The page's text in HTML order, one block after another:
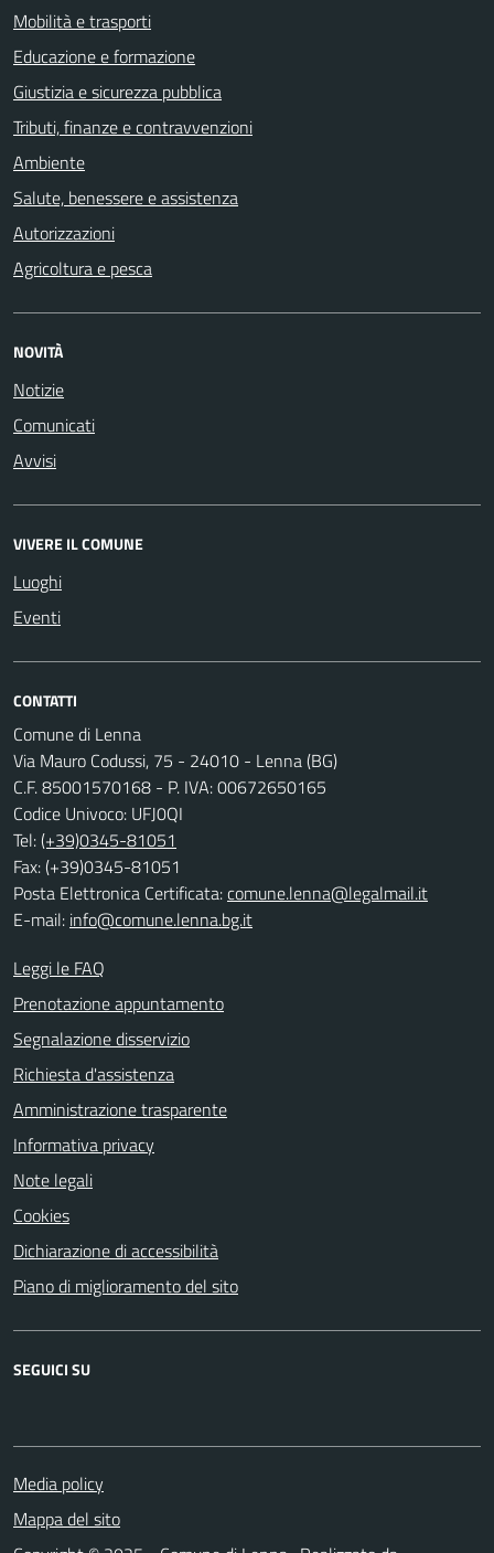
Mobilità e trasporti
Educazione e formazione
Giustizia e sicurezza pubblica
Tributi, finanze e contravvenzioni
Ambiente
Salute, benessere e assistenza
Autorizzazioni
Agricoltura e pesca
NOVITÀ
Notizie
Comunicati
Avvisi
VIVERE IL COMUNE
Luoghi
Eventi
CONTATTI
Comune di Lenna
Via Mauro Codussi, 75 - 24010 - Lenna (BG)
C.F. 85001570168 - P. IVA: 00672650165
Codice Univoco: UFJ0QI
Tel:(+39)0345-81051
Fax: (+39)0345-81051
Posta Elettronica Certificata:comune.lenna@legalmail.it
E-mail: info@comune.lenna.bg.it
Leggi le FAQ
Prenotazione appuntamento
Segnalazione disservizio
Richiesta d'assistenza
Amministrazione trasparente
Informativa privacy
Note legali
Cookies
Dichiarazione di accessibilità
Piano di miglioramento del sito
SEGUICI SU
Media policy
Mappa del sito